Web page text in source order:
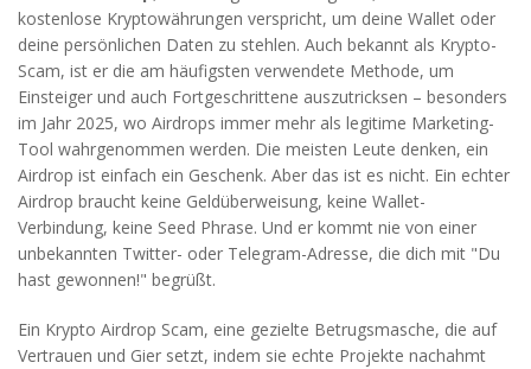
kostenlose Kryptowährungen verspricht, um deine Wallet oder
deine persönlichen Daten zu stehlen. Auch bekannt als Krypto-
Scam, ist er die am häufigsten verwendete Methode, um
Einsteiger und auch Fortgeschrittene auszutricksen – besonders
im Jahr 2025, wo Airdrops immer mehr als legitime Marketing-
Tool wahrgenommen werden. Die meisten Leute denken, ein
Airdrop ist einfach ein Geschenk. Aber das ist es nicht. Ein echter
Airdrop braucht keine Geldüberweisung, keine Wallet-
Verbindung, keine Seed Phrase. Und er kommt nie von einer
unbekannten Twitter- oder Telegram-Adresse, die dich mit "Du
hast gewonnen!" begrüßt.
Ein Krypto Airdrop Scam, eine gezielte Betrugsmasche, die auf
Vertrauen und Gier setzt, indem sie echte Projekte nachahmt